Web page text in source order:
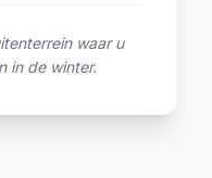
waar u
in de winter.